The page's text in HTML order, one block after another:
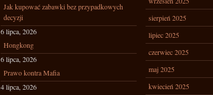
Jak kupować zabawki bez przypadkowych
decyzji
6 lipca, 2026
Hongkong
6 lipca, 2026
Prawo kontra Mafia
4 lipca, 2026
sierpień 2025
lipiec 2025
czerwiec 2025
maj 2025
kwiecień 2025